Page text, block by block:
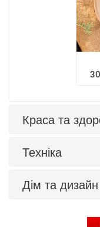
Краса та
Техніка
Дім та дизайн